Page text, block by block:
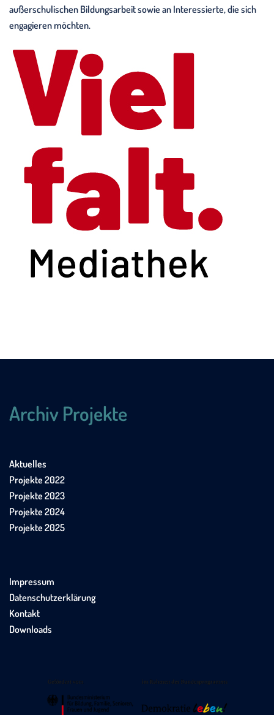
außerschulischen Bildungsarbeit sowie an Interessierte, die sich
engagieren möchten.
Archiv Projekte
Aktuelles
Projekte 2022
Projekte 2023
Projekte 2024
Projekte 2025
Impressum
Datenschutzerklärung
Kontakt
Downloads